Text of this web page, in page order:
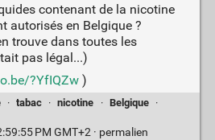
contenant de la nicotine
autorisés en Belgique ?
trouve dans toutes les
pas légal...)
?YfIQZw)
· tabac · nicotine · Belgique
·
PM GMT+2 · permalien